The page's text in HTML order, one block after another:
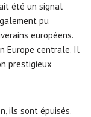
été un signal
pu
européens.
Europe centrale. Il
prestigieux
ils sont épuisés.